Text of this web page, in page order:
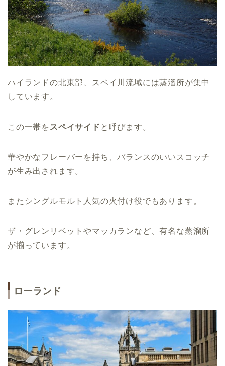
ハイランドの北東部、スペイ川流域には蒸溜所が集中
しています。
この一帯を スペイサイド と呼びます。
華やかなフレーバーを持ち、バランスのいいスコッチ
が生み出されます。
またシングルモルト人気の火付け役でもあります。
ザ・グレンリベットやマッカランなど、有名な蒸溜所
が揃っています。
ローランド